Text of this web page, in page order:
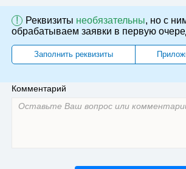
! Реквизиты необязательны, но с
обрабатываем заявки в первую
Заполнить реквизиты
Комментарий